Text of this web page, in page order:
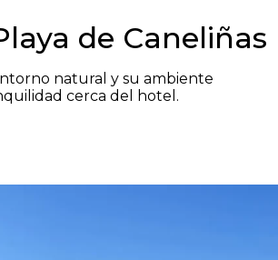
de Caneliñas
natural y su ambiente
cerca del hotel.​